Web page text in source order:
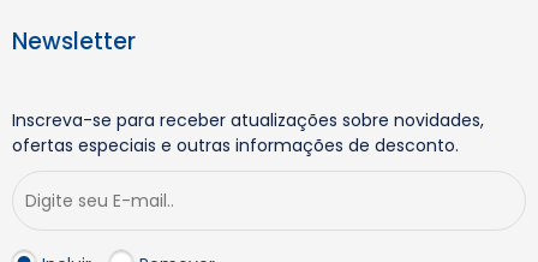
Newsletter
Inscreva-se para receber atualizações sobre novidades,
ofertas especiais e outras informações de desconto.